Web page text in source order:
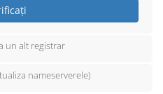
un alt registrar
nameserverele)